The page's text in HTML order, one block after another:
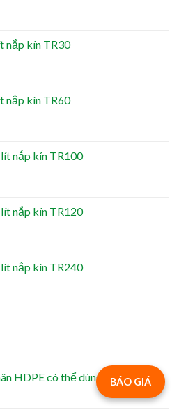
nắp kín TR30
nắp kín TR60
nắp kín TR100
nắp kín TR120
nắp kín TR240
HDPE có thể dùng trong kho
BÁO GIÁ